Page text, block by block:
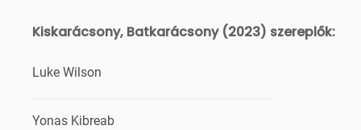
Kiskarácsony, Batkarácsony (2023) szereplők:
Luke Wilson
Yonas Kibreab